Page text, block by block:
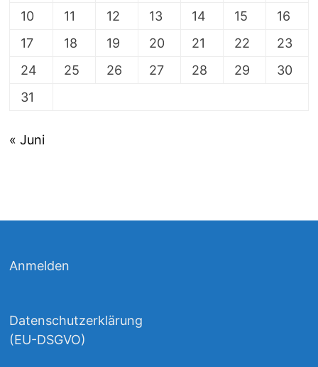
10
11 12 13 14 15
16
17
18 19 20 21 22
23
24
25 26 27 28 29
30
31
« Juni
Anmelden
Datenschutzerklärung
(EU-DSGVO)